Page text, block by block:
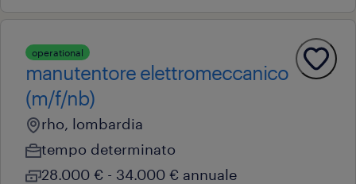
operational
manutentore elettromeccanico
(m/f/nb)
rho, lombardia
tempo determinato
28.000 € - 34.000 € annuale